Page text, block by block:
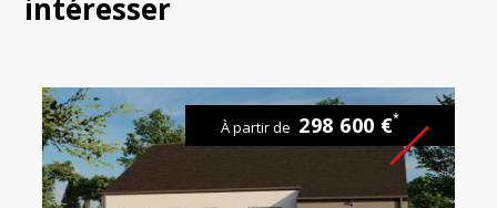
intéresser
À partir de 298 600 €*